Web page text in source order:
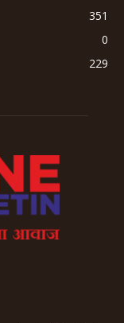
351
0
229